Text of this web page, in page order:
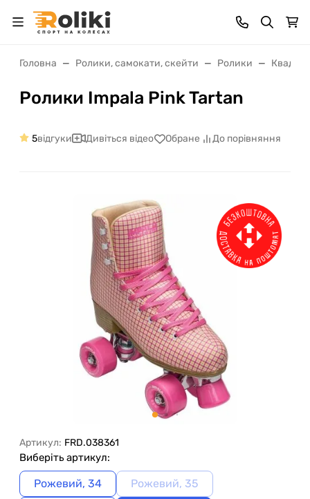
Головна Ролики, самокати, скейти Ролики Квади
Ролики Impala Pink Tartan
5відгуки Дивіться відео Обране До порівняння
Артикул: FRD.038361
Виберіть артикул:
Рожевий, 34
Рожевий, 35